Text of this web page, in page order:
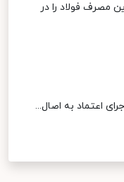
فولاد را در
اعتماد به اصال...